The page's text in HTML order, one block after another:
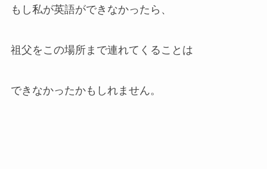
もし私が英語ができなかったら、
祖父をこの場所まで連れてくることは
できなかったかもしれません。